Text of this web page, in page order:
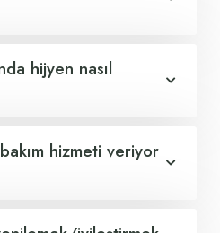
hijyen nasıl
hizmeti veriyor